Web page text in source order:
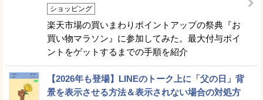
ショッピング
楽天市場の買いまわりポイントアップの祭典『お
買い物マラソン』に参加してみた。最大付与ポイ
ントをゲットするまでの手順を紹介
【2026年も登場】LINEのトーク上に「父の日」背
景を表示させる方法＆表示されない場合の対処方